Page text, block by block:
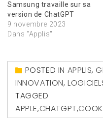
Samsung travaille sur sa
version de ChatGPT
9 novembre 2023
Dans "Applis"
POSTED IN APPLIS,
INNOVATION,
TAGGED
APPLE,CHATGPT,COOK